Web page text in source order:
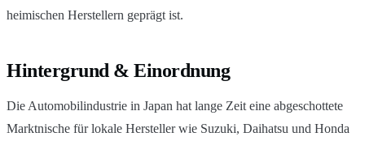
heimischen Herstellern geprägt ist.
Hintergrund & Einordnung
Die Automobilindustrie in Japan hat lange Zeit eine abgeschottete
Marktnische für lokale Hersteller wie Suzuki, Daihatsu und Honda